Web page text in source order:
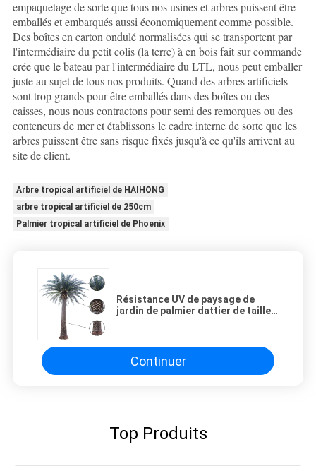
empaquetage de sorte que tous nos usines et arbres puissent être
emballés et embarqués aussi économiquement comme possible.
Des boîtes en carton ondulé normalisées qui se transportent par
l'intermédiaire du petit colis (la terre) à en bois fait sur commande
crée que le bateau par l'intermédiaire du LTL, nous peut emballer
juste au sujet de tous nos produits. Quand des arbres artificiels
sont trop grands pour être emballés dans des boîtes ou des
caisses, nous nous contractons pour semi des remorques ou des
conteneurs de mer et établissons le cadre interne de sorte que les
arbres puissent être sans risque fixés jusqu'à ce qu'ils arrivent au
site de client.
Arbre tropical artificiel de HAIHONG
arbre tropical artificiel de 250cm
Palmier tropical artificiel de Phoenix
Résistance UV de paysage de
jardin de palmier dattier de taille
Continuer
Top Produits